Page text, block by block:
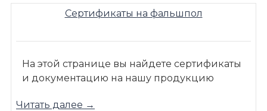
Сертификаты на фальшпол
На этой странице вы найдете сертификаты
и документацию на нашу продукцию
Читать далее →